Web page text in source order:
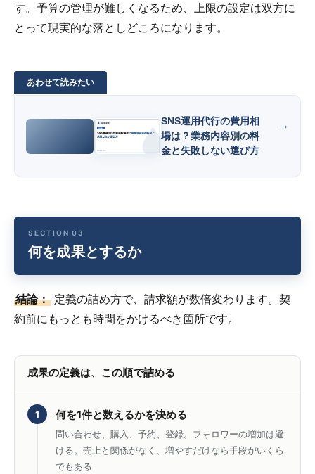
す。予算の管理が難しくなるため、上限の設定は双方に
とって現実的な落としどころになります。
SNS運用代行の費用相
場は？業務内容別の料
金と失敗しない選び方
何を成果とするか
結論： 定義の詰め方で、請求額が数倍変わります。契
約前にもっとも時間をかけるべき箇所です。
成果の定義は、この順で詰める
1 何を1件と数えるかを決める
問い合わせ、購入、予約、登録。フォロワーの増加は避
ける。売上と関係がなく、増やすだけなら手段がいくら
でもある